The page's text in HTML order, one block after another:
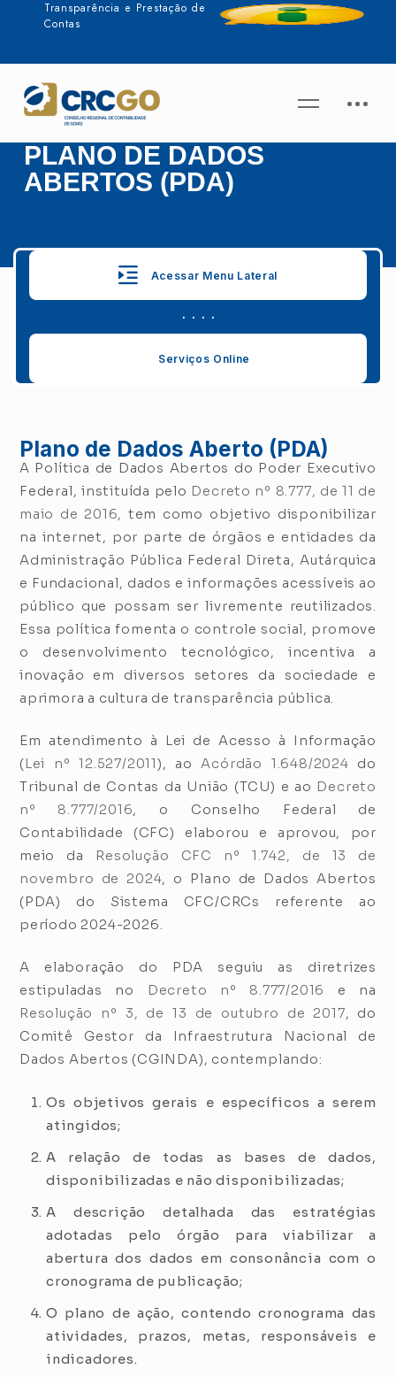
Transparência e Prestação de
Contas
PLANO DE DADOS
ABERTOS (PDA)
Acessar Menu Lateral
. . . .
Serviços Online
Plano de Dados Aberto (PDA)
A Política de Dados Abertos do Poder Executivo
Federal, instituída pelo Decreto nº 8.777, de 11 de
maio de 2016, tem como objetivo disponibilizar
na internet, por parte de órgãos e entidades da
Administração Pública Federal Direta, Autárquica
e Fundacional, dados e informações acessíveis ao
público que possam ser livremente reutilizados.
Essa política fomenta o controle social, promove
o desenvolvimento tecnológico, incentiva a
inovação em diversos setores da sociedade e
aprimora a cultura de transparência pública.
Em atendimento à Lei de Acesso à Informação
(Lei nº 12.527/2011), aoAcórdão 1.648/2024 do
Tribunal de Contas da União (TCU) e ao Decreto
nº 8.777/2016, o Conselho Federal de
Contabilidade (CFC) elaborou e aprovou, por
meio da
Resolução CFC nº 1.742, de 13 de
novembro de 2024, o Plano de Dados Abertos
(PDA) do Sistema CFC/CRCs referente ao
período 2024-2026.
A elaboração do PDA seguiu as diretrizes
estipuladas no
Decreto nº 8.777/2016
e na
Resolução nº 3, de 13 de outubro de 2017, do
Comitê Gestor da Infraestrutura Nacional de
Dados Abertos (CGINDA), contemplando:
Os objetivos gerais e específicos a serem
atingidos;
A relação de todas as bases de dados,
disponibilizadas e não disponibilizadas;
A descrição detalhada das estratégias
adotadas pelo órgão para viabilizar a
abertura dos dados em consonância com o
cronograma de publicação;
O plano de ação, contendo cronograma das
atividades, prazos, metas, responsáveis e
indicadores.